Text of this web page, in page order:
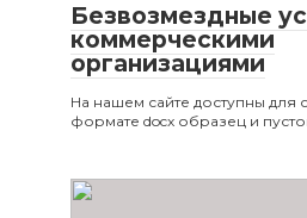
Безвозмездные
коммерческими
организациями
На нашем сайте доступны для
формате docx образец и